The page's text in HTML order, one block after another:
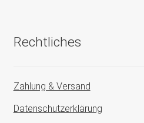
Rechtliches
Zahlung & Versand
Datenschutzerklärung